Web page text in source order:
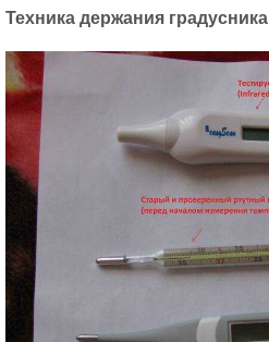
Техника держания градусника